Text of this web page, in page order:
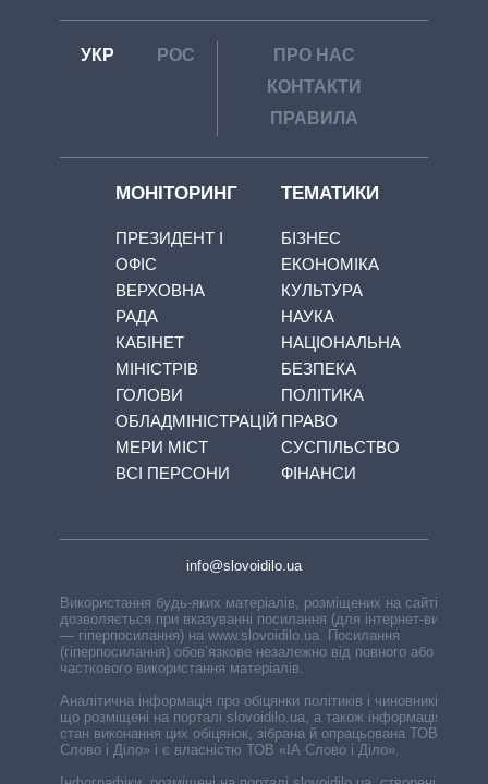
УКР РОС
ПРО НАС
КОНТАКТИ
ПРАВИЛА
МОНІТОРИНГ
ПРЕЗИДЕНТ І
ОФІС
ВЕРХОВНА
РАДА
КАБІНЕТ
МІНІСТРІВ
ГОЛОВИ
ОБЛАДМІНІСТРАЦІЙ
МЕРИ МІСТ
ВСІ ПЕРСОНИ
ТЕМАТИКИ
БІЗНЕС
ЕКОНОМІКА
КУЛЬТУРА
НАУКА
НАЦІОНАЛЬНА
БЕЗПЕКА
ПОЛІТИКА
ПРАВО
СУСПІЛЬСТВО
ФІНАНСИ
info@slovoidilo.ua
Використання будь-яких матеріалів, розміщених на сайті,
дозволяється при вказуванні посилання (для інтернет-видань
— гіперпосилання) на www.slovoidilo.ua. Посилання
(гіперпосилання) обов’язкове незалежно від повного або
часткового використання матеріалів.
Аналітична інформація про обіцянки політиків і чиновників,
що розміщені на порталі slovoidilo.ua, а також інформація про
стан виконання цих обіцянок, зібрана й опрацьована ТОВ «ІА
Слово і Діло» і є власністю ТОВ «ІА Слово і Діло».